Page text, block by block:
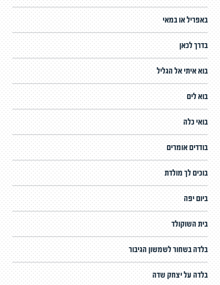
באפריל או במאי
בדרך לכאן
בוא איתי אל הגליל
בוא לים
בואי כלה
בודדים אומרים
בוכים לך מולדת
ביום יפה
בית השוקולד
בלדה בשחור לשמשון הגיבור
בלדה על יצחק שדה